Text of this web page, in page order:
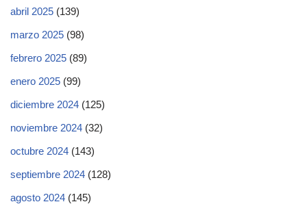
abril 2025 (139)
marzo 2025 (98)
febrero 2025 (89)
enero 2025 (99)
diciembre 2024 (125)
noviembre 2024 (32)
octubre 2024 (143)
septiembre 2024 (128)
agosto 2024 (145)